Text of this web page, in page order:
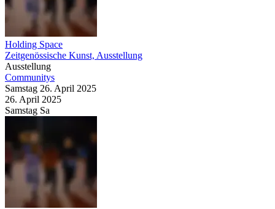
Holding Space
Zeitgenössische Kunst, Ausstellung
Ausstellung
Communitys
Samstag 26. April 2025
26. April 2025
Samstag Sa